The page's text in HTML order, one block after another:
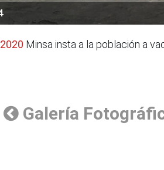
Minsa insta a la población a
Galería